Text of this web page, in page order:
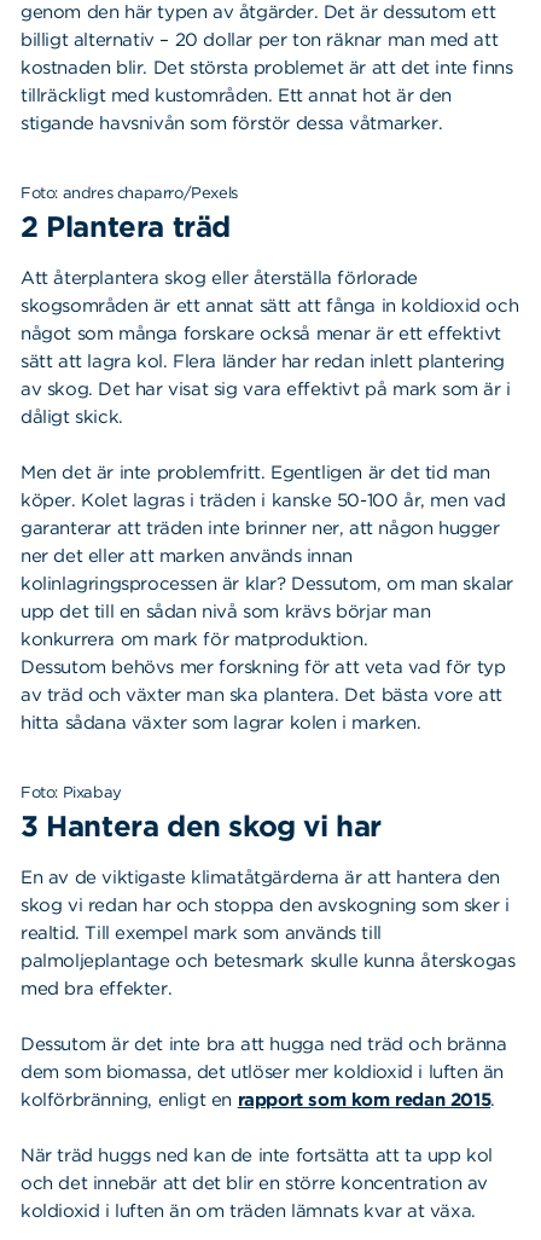
genom den här typen av åtgärder. Det är dessutom ett
billigt alternativ – 20 dollar per ton räknar man med att
kostnaden blir. Det största problemet är att det inte finns
tillräckligt med kustområden. Ett annat hot är den
stigande havsnivån som förstör dessa våtmarker.
Foto: andres chaparro/Pexels
2 Plantera träd
Att återplantera skog eller återställa förlorade
skogsområden är ett annat sätt att fånga in koldioxid och
något som många forskare också menar är ett effektivt
sätt att lagra kol. Flera länder har redan inlett plantering
av skog. Det har visat sig vara effektivt på mark som är i
dåligt skick.
Men det är inte problemfritt. Egentligen är det tid man
köper. Kolet lagras i träden i kanske 50-100 år, men vad
garanterar att träden inte brinner ner, att någon hugger
ner det eller att marken används innan
kolinlagringsprocessen är klar? Dessutom, om man skalar
upp det till en sådan nivå som krävs börjar man
konkurrera om mark för matproduktion.
Dessutom behövs mer forskning för att veta vad för typ
av träd och växter man ska plantera. Det bästa vore att
hitta sådana växter som lagrar kolen i marken.
Foto: Pixabay
3 Hantera den skog vi har
En av de viktigaste klimatåtgärderna är att hantera den
skog vi redan har och stoppa den avskogning som sker i
realtid. Till exempel mark som används till
palmoljeplantage och betesmark skulle kunna återskogas
med bra effekter.
Dessutom är det inte bra att hugga ned träd och bränna
dem som biomassa, det utlöser mer koldioxid i luften än
kolförbränning, enligt en rapport som kom redan 2015.
När träd huggs ned kan de inte fortsätta att ta upp kol
och det innebär att det blir en större koncentration av
koldioxid i luften än om träden lämnats kvar at växa.